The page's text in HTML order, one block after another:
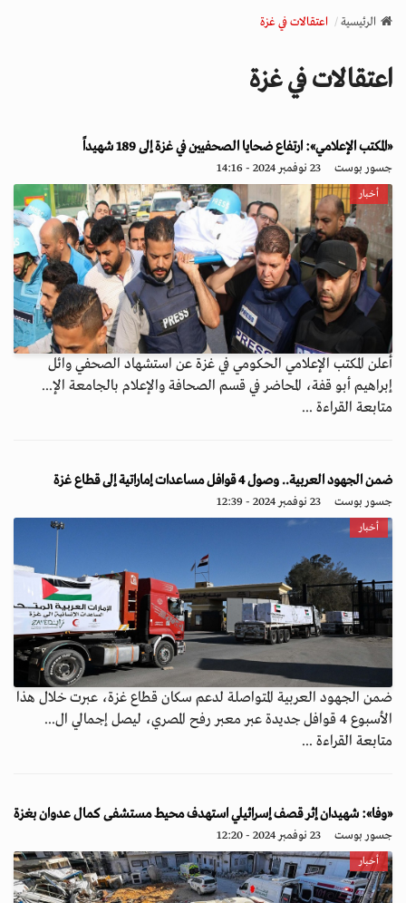
v
a
o
n
الرئيسية اعتقالات في غزة
اعتقالات في غزة
«المكتب الإعلامي»: ارتفاع ضحايا الصحفيين في غزة إلى 189 شهيداً
جسور بوست 23 نوفمبر 2024 - 14:16
أخبار
أعلن المكتب الإعلامي الحكومي في غزة عن استشهاد الصحفي وائل
إبراهيم أبو قفة، المحاضر في قسم الصحافة والإعلام بالجامعة الإ...
متابعة القراءة ...
ضمن الجهود العربية.. وصول 4 قوافل مساعدات إماراتية إلى قطاع غزة
جسور بوست 23 نوفمبر 2024 - 12:39
أخبار
ضمن الجهود العربية المتواصلة لدعم سكان قطاع غزة، عبرت خلال هذا
الأسبوع 4 قوافل جديدة عبر معبر رفح المصري، ليصل إجمالي ال...
متابعة القراءة ...
«وفا»: شهيدان إثر قصف إسرائيلي استهدف محيط مستشفى كمال عدوان بغزة
جسور بوست 23 نوفمبر 2024 - 12:20
أخبار